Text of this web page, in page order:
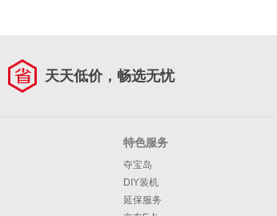
天天低价，畅选无忧
特色服务
夺宝岛
DIY装机
延保服务